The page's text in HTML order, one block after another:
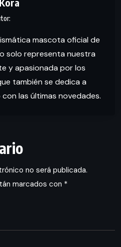
mascota oficial de
solo representa nuestra
y apasionada por los
también se dedica a
las últimas novedades.
no será publicada.
marcados con *